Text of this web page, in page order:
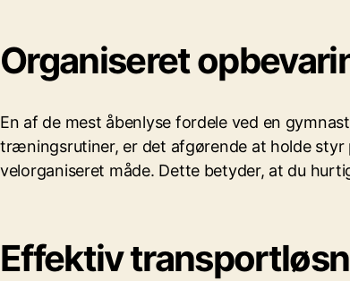
Organiseret
En af de mest åbenlyse fordele ved en
træningsrutiner, er det afgørende at holde styr
velorganiseret måde. Dette betyder, at du
Effektiv